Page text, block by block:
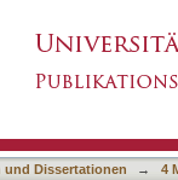
und Dissertationen → 4